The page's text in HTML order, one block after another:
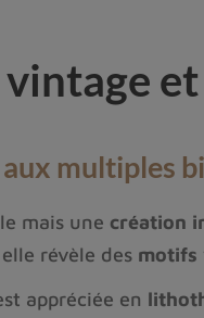
multiples
mais une création
révèle des motifs
appréciée en